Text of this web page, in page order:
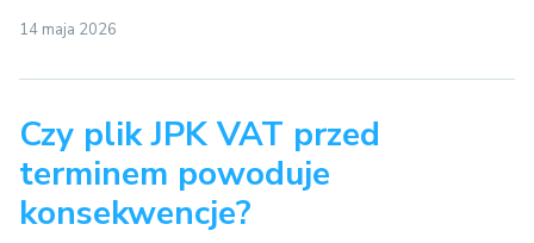
14 maja 2026
Czy plik JPK VAT przed
terminem powoduje
konsekwencje?